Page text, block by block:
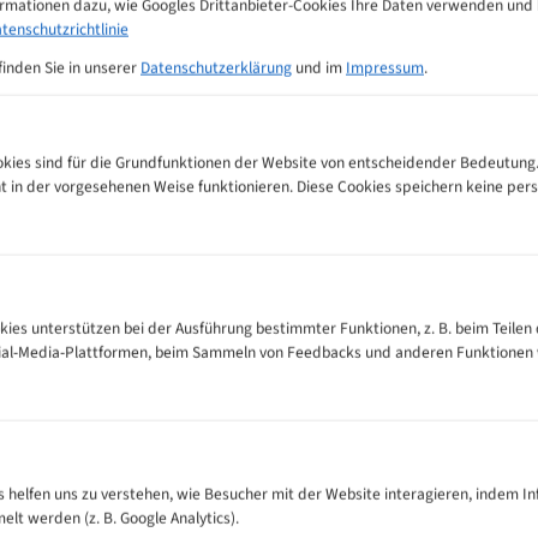
Handhabung, Transport und Lagerung nur mit geeigneten
und vom Netz getrennter Maschine durchführen.
Schmuck oder Handschuhe im Bereich des laufenden Bandes.
im angegebenen Maß- bzw. Drehzahlbereich einsetzen.
verwenden.
Sie in unserer Datenschutzerklärung und im Impressum.
sind für die Grundfunktionen der Website von entscheidender
in der vorgesehenen Weise funktionieren. Diese Cookies speichern keine
unterstützen bei der Ausführung bestimmter Funktionen, z. B. beim
Media-Plattformen, beim Sammeln von Feedbacks und anderen Funktionen
helfen uns zu verstehen, wie Besucher mit der Website interagieren, indem
werden (z. B. Google Analytics).